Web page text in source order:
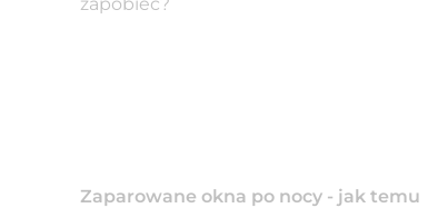
Zaparowane okna po nocy - jak temu